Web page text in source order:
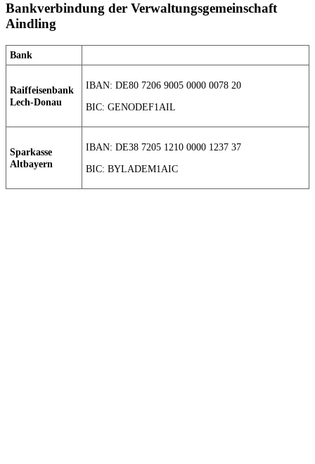
Bankverbindung der Verwaltungsgemeinschaft
Aindling
Bank
Raiffeisenbank
Lech-Donau
IBAN: DE80 7206 9005 0000 0078 20
BIC: GENODEF1AIL
Sparkasse
Altbayern
IBAN: DE38 7205 1210 0000 1237 37
BIC: BYLADEM1AIC